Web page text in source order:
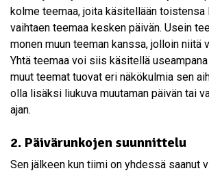
kolme teemaa, joita käsitellään toistensa
vaihtaen teemaa kesken päivän. Usein
monen muun teeman kanssa, jolloin niitä
Yhtä teemaa voi siis käsitellä
muut teemat tuovat eri näkökulmia sen
olla lisäksi liukuva muutaman päivän tai
ajan.
2. Päivärunkojen suunnittelu
Sen jälkeen kun tiimi on yhdessä saanut